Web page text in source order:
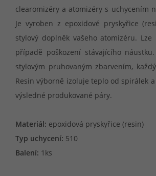
clearomizéry a atomizéry s uchycením
Je vyroben z epoxidové pryskyřice
stylový doplněk vašeho atomizéru.
případě poškození stávajícího
stylovým pruhovaným zbarvením,
Resin výborně izoluje teplo od spirálek
výsledné produkované páry.
Materiál: epoxidová pryskyřice (resin)
Typ uchycení: 510
Balení: 1ks